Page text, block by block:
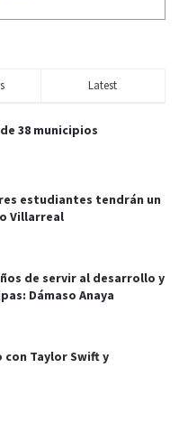
Latest
38 municipios
estudiantes tendrán un
Villarreal
de servir al desarrollo y
Dámaso Anaya
Taylor Swift y